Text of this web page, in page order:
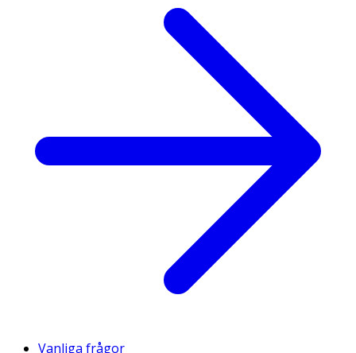
Vanliga frågor